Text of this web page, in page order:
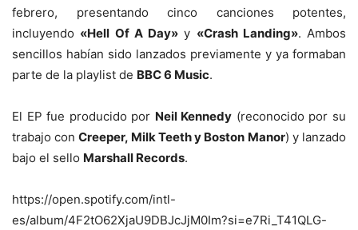
febrero, presentando cinco canciones potentes,
incluyendo «Hell Of A Day» y «Crash Landing». Ambos
sencillos habían sido lanzados previamente y ya formaban
parte de la playlist de BBC 6 Music.
El EP fue producido por Neil Kennedy (reconocido por su
trabajo conCreeper, Milk Teeth y Boston Manor) y lanzado
bajo el sello Marshall Records.
https://open.spotify.com/intl-
es/album/4F2tO62XjaU9DBJcJjM0Im?si=e7Ri_T41QLG-